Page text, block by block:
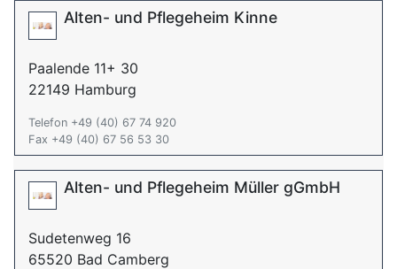
Alten- und Pflegeheim Kinne
Paalende 11+ 30
22149 Hamburg
Telefon +49 (40) 67 74 920
Fax +49 (40) 67 56 53 30
Alten- und Pflegeheim Müller gGmbH
Sudetenweg 16
65520 Bad Camberg